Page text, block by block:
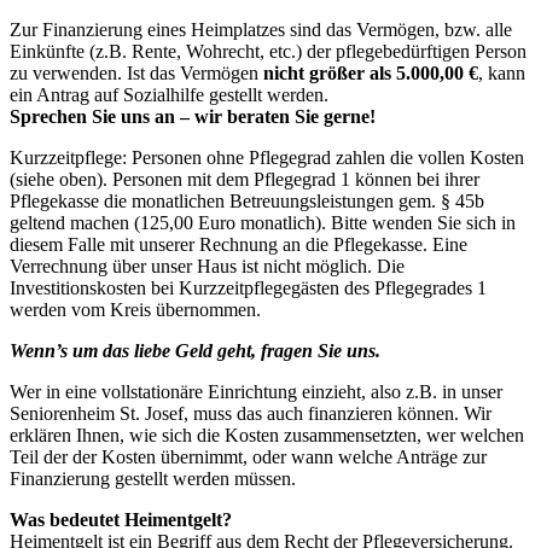
Zur Finanzierung eines Heimplatzes sind das Vermögen, bzw. alle
Einkünfte (z.B. Rente, Wohrecht, etc.) der pflegebedürftigen Person
zu verwenden. Ist das Vermögen nicht größer als 5.000,00 €, kann
ein Antrag auf Sozialhilfe gestellt werden.
Sprechen Sie uns an – wir beraten Sie gerne!
Kurzzeitpflege: Personen ohne Pflegegrad zahlen die vollen Kosten
(siehe oben). Personen mit dem Pflegegrad 1 können bei ihrer
Pflegekasse die monatlichen Betreuungsleistungen gem. § 45b
geltend machen (125,00 Euro monatlich). Bitte wenden Sie sich in
diesem Falle mit unserer Rechnung an die Pflegekasse. Eine
Verrechnung über unser Haus ist nicht möglich. Die
Investitionskosten bei Kurzzeitpflegegästen des Pflegegrades 1
werden vom Kreis übernommen.
Wenn’s um das liebe Geld geht, fragen Sie uns.
Wer in eine vollstationäre Einrichtung einzieht, also z.B. in unser
Seniorenheim St. Josef, muss das auch finanzieren können. Wir
erklären Ihnen, wie sich die Kosten zusammensetzten, wer welchen
Teil der der Kosten übernimmt, oder wann welche Anträge zur
Finanzierung gestellt werden müssen.
Was bedeutet Heimentgelt?
Heimentgelt ist ein Begriff aus dem Recht der Pflegeversicherung.